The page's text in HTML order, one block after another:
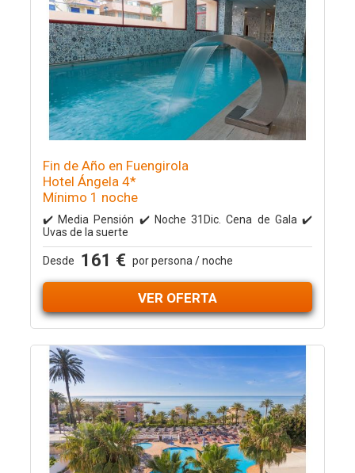
Fin de Año en Fuengirola
Hotel Ángela 4*
Mínimo 1 noche
✔️ Media Pensión ✔️ Noche 31Dic. Cena de Gala ✔️
Uvas de la suerte
Desde 161 € por persona / noche
VER OFERTA